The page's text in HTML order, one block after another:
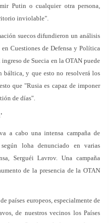
Putin o cualquier otra persona,
inviolable".
suecos difundieron un análisis
Cuestiones de Defensa y Política
de Suecia en la OTAN puede
báltica, y que esto no resolverá los
que "Rusia es capaz de imponer
de días".
a cabo una intensa campaña de
loha denunciado en varias
Serguéi Lavrov. Una campaña
de la presencia de la OTAN
países europeos, especialmente de
de nuestros vecinos los Países